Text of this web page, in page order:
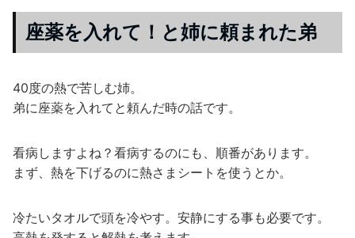
座薬を入れて！と姉に頼まれた弟
40度の熱で苦しむ姉。
弟に座薬を入れてと頼んだ時の話です。
看病しますよね？看病するのにも、順番があります。
まず、熱を下げるのに熱さまシートを使うとか。
冷たいタオルで頭を冷やす。安静にする事も必要です。